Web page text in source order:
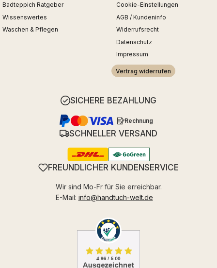
Badteppich Ratgeber
Wissenswertes
Waschen & Pflegen
Cookie-Einstellungen
AGB / Kundeninfo
Widerrufsrecht
Datenschutz
Impressum
Vertrag widerrufen
SICHERE BEZAHLUNG
Rechnung
SCHNELLER VERSAND
FREUNDLICHER KUNDENSERVICE
Wir sind Mo-Fr für Sie erreichbar.
E-Mail: info@handtuch-welt.de